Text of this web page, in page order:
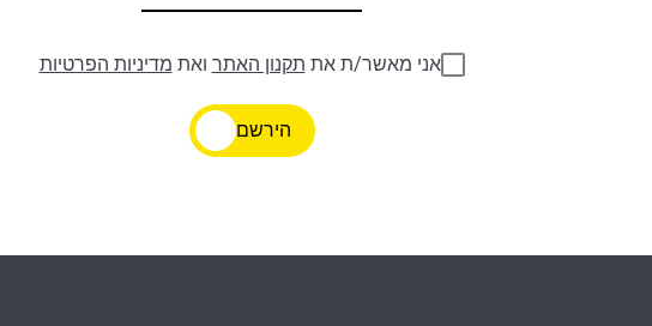
אני מאשר/ת את תקנון האתר ואת מדיניות הפרטיות
הירשם